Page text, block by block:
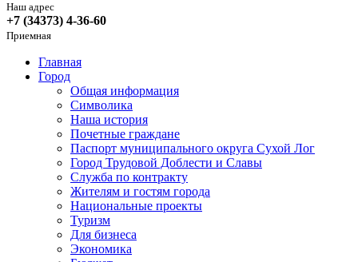
Наш адрес
+7 (34373) 4-36-60
Приемная
Главная
Город
Общая информация
Символика
Наша история
Почетные граждане
Паспорт муниципального округа Сухой Лог
Город Трудовой Доблести и Славы
Служба по контракту
Жителям и гостям города
Национальные проекты
Туризм
Для бизнеса
Экономика